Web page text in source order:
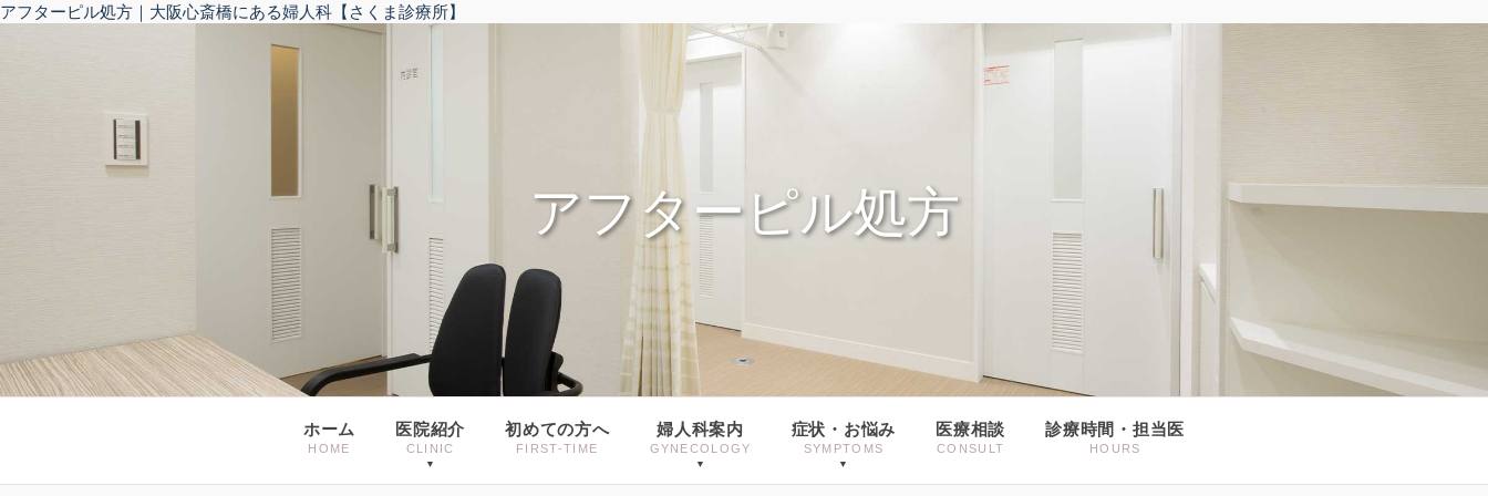
アフターピル処方｜大阪心斎橋にある婦人科【さくま診療所】
アフターピル処方
ホーム
HOME
医院紹介
CLINIC
初めての方へ
FIRST-TIME
婦人科案内
GYNECOLOGY
症状・お悩み
SYMPTOMS
医療相談
CONSULT
診療時間・担当医
HOURS